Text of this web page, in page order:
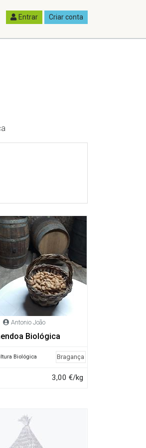
Entrar Criar conta
Antonio João
Biológica
Biológica Bragança
3,00 €/kg